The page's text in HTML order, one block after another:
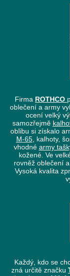
Firma ROTHCO
oblečení a army
ocení velký
samozřejmě
oblibu si získalo
M-65, kalhoty,
vhodné army
kožené. Ve
rovněž oblečení
Vysoká kvalita
Každý, kdo se
zná určitě značku